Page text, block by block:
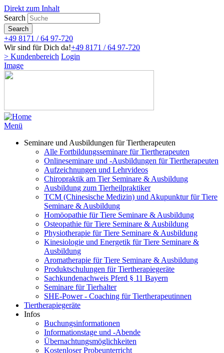
Direkt zum Inhalt
Search
Search
+49 8171 / 64 97-720
Wir sind für Dich da!+49 8171 / 64 97-720
> Kundenbereich Login
Image
Menü
Seminare und Ausbildungen für Tiertherapeuten
Alle Fortbildungsseminare für Tiertherapeuten
Onlineseminare und -Ausbildungen für Tiertherapeuten
Aufzeichnungen und Lehrvideos
Chiropraktik am Tier Seminare & Ausbildung
Ausbildung zum Tierheilpraktiker
TCM (Chinesische Medizin) und Akupunktur für Tiere
Seminare & Ausbildung
Homöopathie für Tiere Seminare & Ausbildung
Osteopathie für Tiere Seminare & Ausbildung
Physiotherapie für Tiere Seminare & Ausbildung
Kinesiologie und Energetik für Tiere Seminare &
Ausbildung
Aromatherapie für Tiere Seminare & Ausbildung
Produktschulungen für Tiertherapiegeräte
Sachkundenachweis Pferd § 11 Bayern
Seminare für Tierhalter
SHE-Power - Coaching für Tiertherapeutinnen
Tiertherapiegeräte
Infos
Buchungsinformationen
Informationstage und -Abende
Übernachtungsmöglichkeiten
Kostenloser Probeunterricht